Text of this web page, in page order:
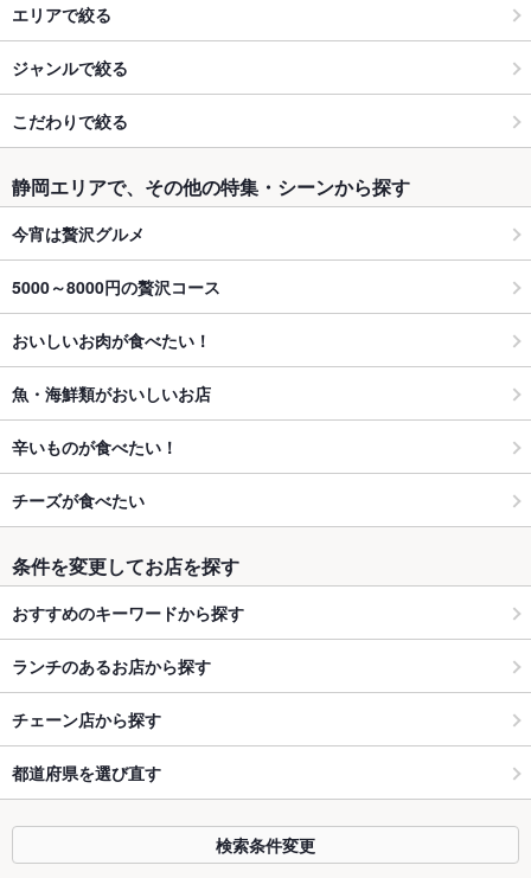
エリアで絞る
ジャンルで絞る
こだわりで絞る
静岡エリアで、その他の特集・シーンから探す
今宵は贅沢グルメ
5000～8000円の贅沢コース
おいしいお肉が食べたい！
魚・海鮮類がおいしいお店
辛いものが食べたい！
チーズが食べたい
条件を変更してお店を探す
おすすめのキーワードから探す
ランチのあるお店から探す
チェーン店から探す
都道府県を選び直す
検索条件変更